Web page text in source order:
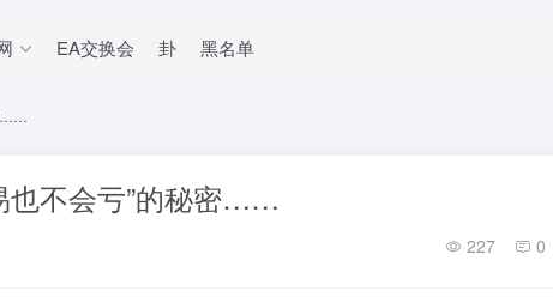
EA交换会 卦 黑名单
……
也不会亏”的秘密……
227 0